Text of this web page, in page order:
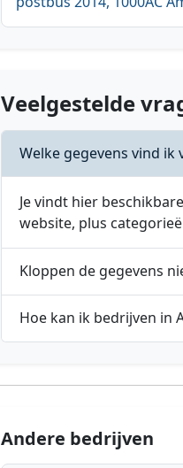
Veelgestelde
Welke gegevens vind ik
Je vindt hier
website, plus
Kloppen de gegevens
Hoe kan ik bedrijven in
Andere bedrijven